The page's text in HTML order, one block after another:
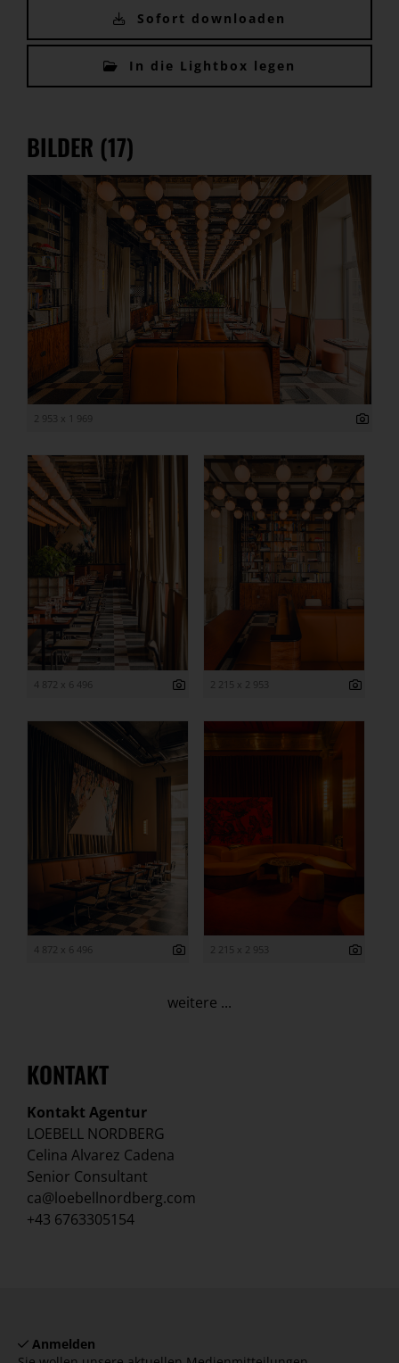
Sofort downloaden
In die Lightbox legen
BILDER (17)
2 953 x 1 969
4 872 x 6 496 2 215 x 2 953
4 872 x 6 496 2 215 x 2 953
weitere ...
KONTAKT
Kontakt Agentur
LOEBELL NORDBERG
Celina Alvarez Cadena
Senior Consultant
ca@loebellnordberg.com
+43 6763305154
Anmelden